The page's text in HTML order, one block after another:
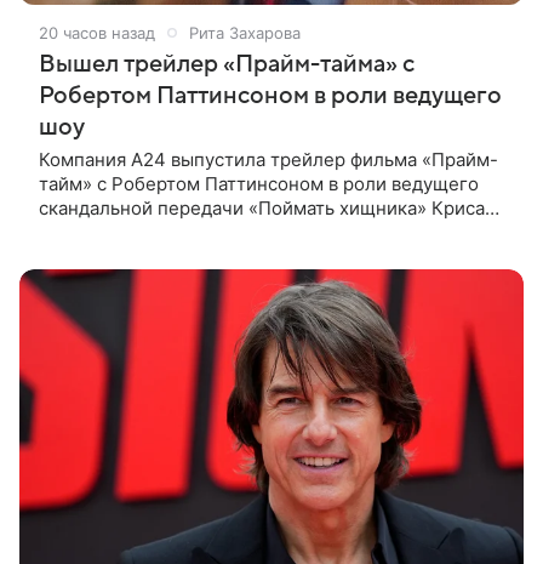
20 часов назад Рита Захарова
Вышел трейлер «Прайм-тайма» с
Робертом Паттинсоном в роли ведущего
шоу
Компания A24 выпустила трейлер фильма «Прайм-
тайм» с Робертом Паттинсоном в роли ведущего
скандальной передачи «Поймать хищника» Криса